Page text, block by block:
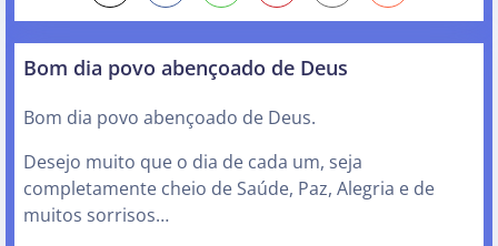
Bom dia povo abençoado de Deus
Bom dia povo abençoado de Deus.
Desejo muito que o dia de cada um, seja
completamente cheio de Saúde, Paz, Alegria e de
muitos sorrisos…